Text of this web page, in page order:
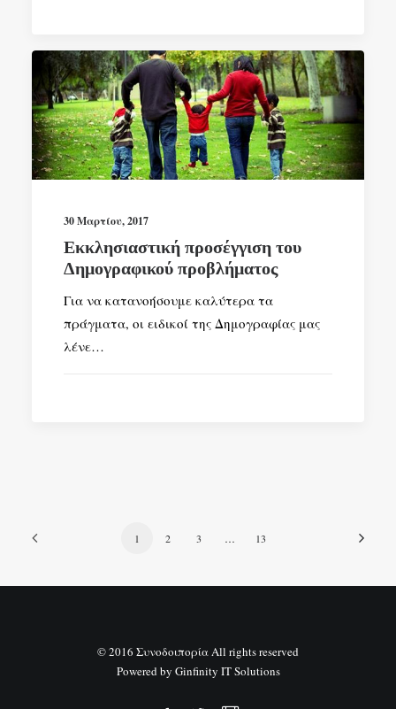
30 Μαρτίου, 2017
Εκκλησιαστική προσέγγιση του
Δημογραφικού προβλήματος
Για να κατανοήσουμε καλύτερα τα
πράγματα, οι ειδικοί της Δημογραφίας μας
λένε…
1 2 3 … 13
© 2016 Συνοδοιπορία All rights reserved
Powered by Ginfinity IT Solutions